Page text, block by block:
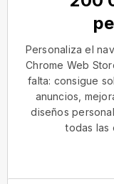
Personaliza el
Chrome Web
falta: consigue
anuncios,
diseños
todas las